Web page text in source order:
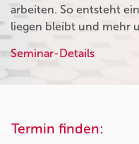
arbeiten. So entsteht
liegen bleibt und mehr
Seminar-Details
Termin finden: